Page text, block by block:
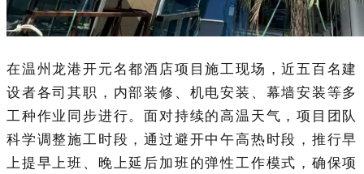
在温州龙港开元名都酒店项目施工现场，近五百名建
设者各司其职，内部装修、机电安装、幕墙安装等多
工种作业同步进行。面对持续的高温天气，项目团队
科学调整施工时段，通过避开中午高热时段，推行早
上提早上班、晚上延后加班的弹性工作模式，确保项